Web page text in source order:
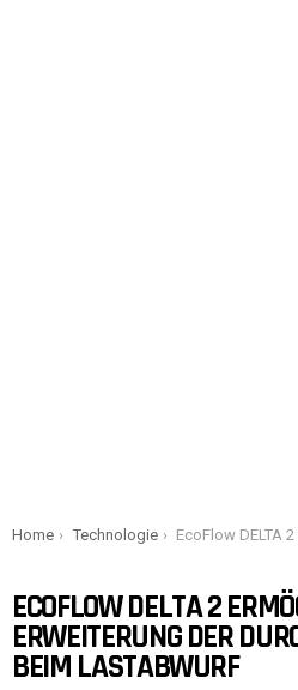
You are here:
Home Technologie EcoFlow DELTA 2 ermöglicht die Erweiterung der Durchfahrtshöhen beim
ECOFLOW DELTA 2
ERWEITERUNG DER
BEIM LASTABWURF